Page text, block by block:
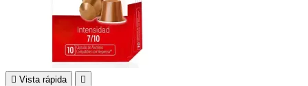
 Vista rápida 